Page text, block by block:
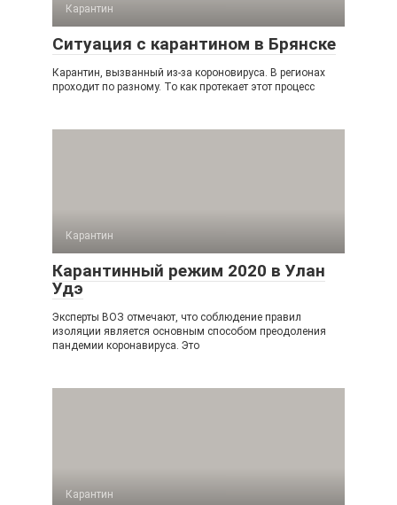
Карантин
Ситуация с карантином в Брянске
Карантин, вызванный из-за короновируса. В регионах
проходит по разному. То как протекает этот процесс
Карантин
Карантинный режим 2020 в Улан
Удэ
Эксперты ВОЗ отмечают, что соблюдение правил
изоляции является основным способом преодоления
пандемии коронавируса. Это
Карантин